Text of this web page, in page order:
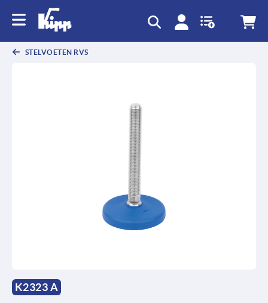
STELVOETEN RVS
K2323 A